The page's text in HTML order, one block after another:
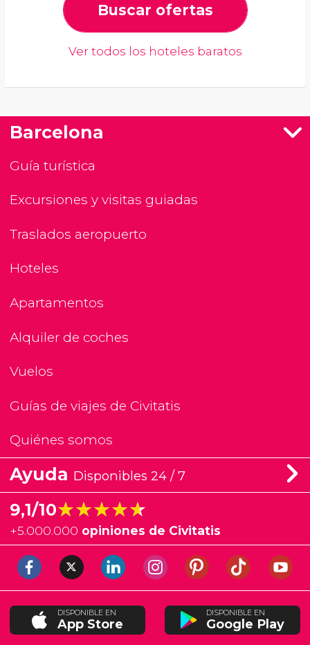
Buscar ofertas
Ver todos los hoteles baratos
Barcelona
Guía turística
Excursiones y visitas guiadas
Traslados aeropuerto
Hoteles
Apartamentos
Alquiler de coches
Vuelos
Guías de viajes de Civitatis
Quiénes somos
Ayuda Disponibles 24 / 7
9,1/10★★★★★
★★★★★
+5.000.000 opiniones de Civitatis
DISPONIBLE EN
App Store
DISPONIBLE EN
Google Play